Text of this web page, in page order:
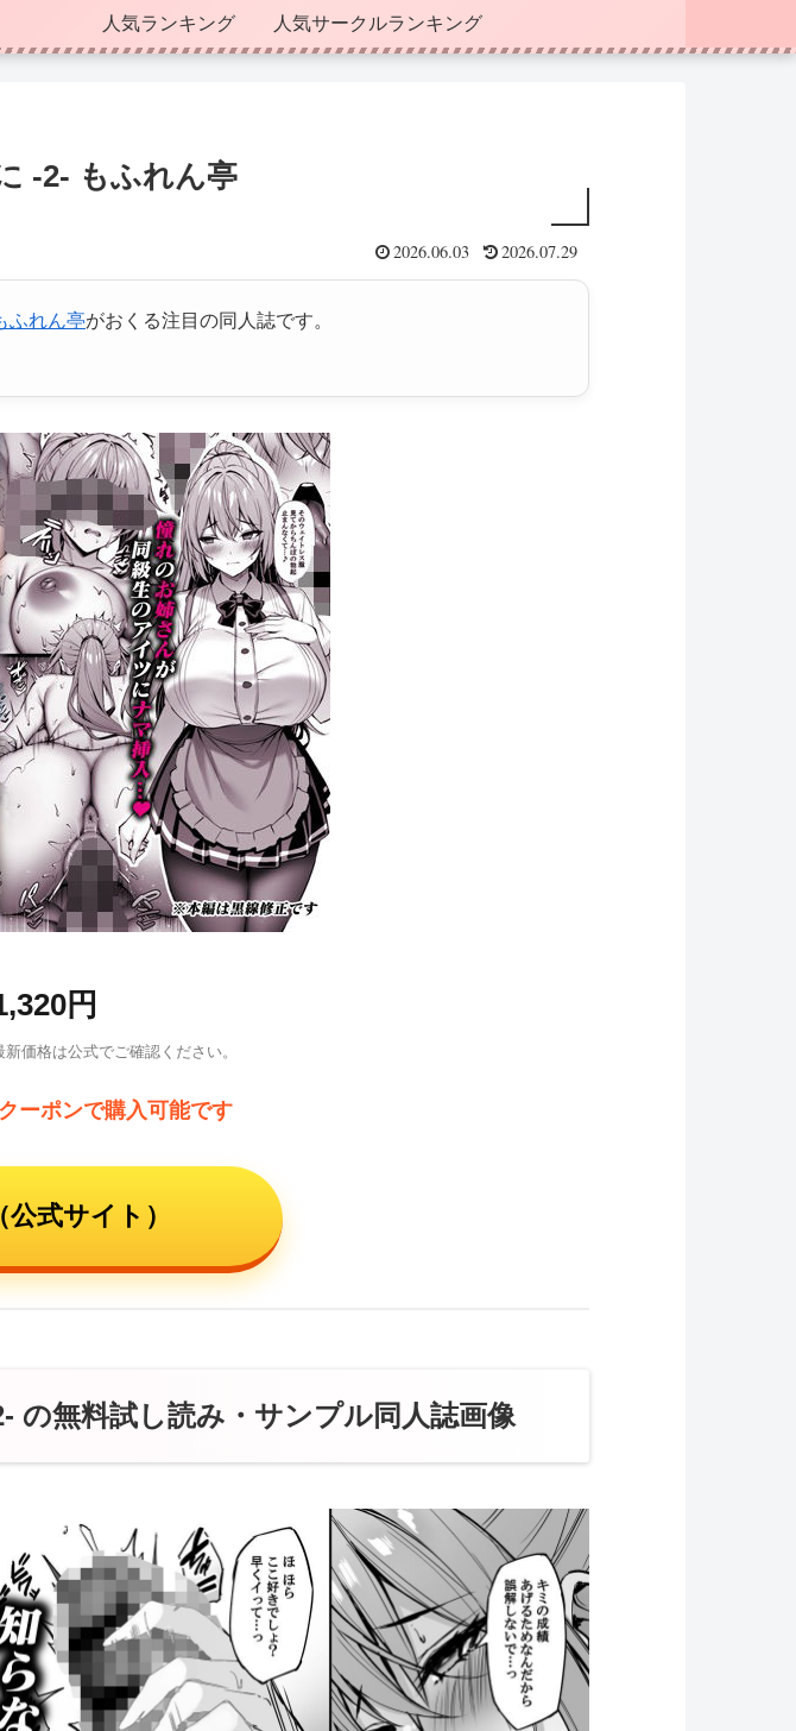
人気ランキング 人気サークルランキング
-2- もふれん亭
2026.06.03 2026.07.29
ふれん亭がおくる注目の同人誌です。
円
価格は公式でご確認ください。
ーポンで購入可能です
式サイト）
の無料試し読み・サンプル同人誌画像